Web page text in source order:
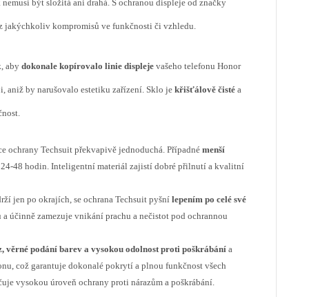
být složitá ani drahá. S ochranou displeje od značky
jakýchkoliv kompromisů ve funkčnosti či vzhledu.
aby dokonale kopírovalo linie displeje vašeho telefonu Honor
aniž by narušovalo estetiku zařízení. Sklo jekřišťálově čisté a
Techsuit překvapivě jednoduchá. Případnémenší
24-48 hodin. Inteligentní materiál zajistí dobré přilnutí a kvalitní
jen po okrajích, se ochrana Techsuit pyšnílepením po celé své
zamezuje vnikání prachu a nečistot pod ochrannou
věrné podání barev a vysokou odolnost proti poškrábání a
což garantuje dokonalé pokrytí a plnou funkčnost všech
vysokou úroveň ochrany proti nárazům a poškrábání.